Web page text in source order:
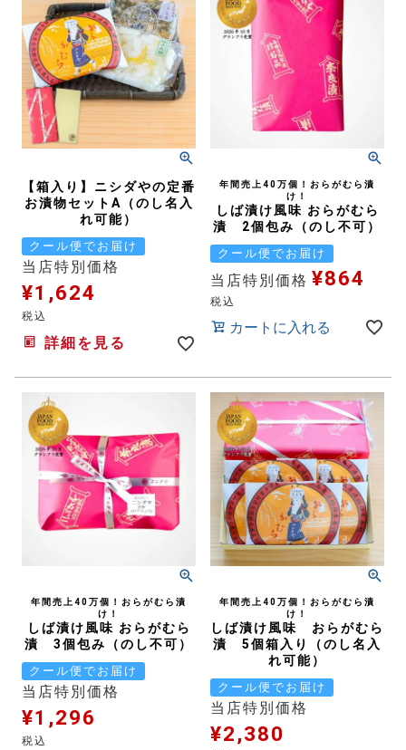
【箱入り】ニシダやの定番
お漬物セットA（のし名入
れ可能）
クール便でお届け
当店特別価格
¥1,624
税込
詳細を見る
年間売上40万個！おらがむら漬
け！
しば漬け風味 おらがむら
漬 2個包み（のし不可）
クール便でお届け
当店特別価格 ¥864
税込
カートに入れる
年間売上40万個！おらがむら漬
け！
しば漬け風味 おらがむら
漬 3個包み（のし不可）
クール便でお届け
当店特別価格
¥1,296
税込
年間売上40万個！おらがむら漬
け！
しば漬け風味 おらがむら
漬 5個箱入り（のし名入
れ可能）
クール便でお届け
当店特別価格
¥2,380